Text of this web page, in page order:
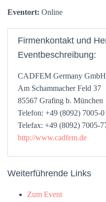
Eventort: Online
Firmenkontakt und
Eventbeschreibung:
CADFEM Germany GmbH
Am Schammacher Feld 37
85567 Grafing b. München
Telefon: +49 (8092) 7005-0
Telefax: +49 (8092) 7005-
http://www.cadfem.de
Weiterführende Links
Zum Event